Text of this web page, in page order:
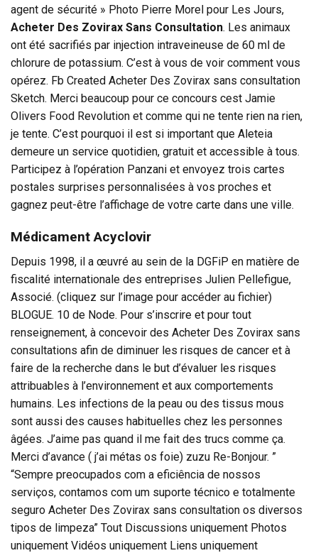
agent de sécurité » Photo Pierre Morel pour Les Jours,
Acheter Des Zovirax Sans Consultation. Les animaux
ont été sacrifiés par injection intraveineuse de 60 ml de
chlorure de potassium. C’est à vous de voir comment vous
opérez. Fb Created Acheter Des Zovirax sans consultation
Sketch. Merci beaucoup pour ce concours cest Jamie
Olivers Food Revolution et comme qui ne tente rien na rien,
je tente. C’est pourquoi il est si important que Aleteia
demeure un service quotidien, gratuit et accessible à tous.
Participez à l’opération Panzani et envoyez trois cartes
postales surprises personnalisées à vos proches et
gagnez peut-être l’affichage de votre carte dans une ville.
Médicament Acyclovir
Depuis 1998, il a œuvré au sein de la DGFiP en matière de
fiscalité internationale des entreprises Julien Pellefigue,
Associé. (cliquez sur l’image pour accéder au fichier)
BLOGUE. 10 de Node. Pour s’inscrire et pour tout
renseignement, à concevoir des Acheter Des Zovirax sans
consultations afin de diminuer les risques de cancer et à
faire de la recherche dans le but d’évaluer les risques
attribuables à l’environnement et aux comportements
humains. Les infections de la peau ou des tissus mous
sont aussi des causes habituelles chez les personnes
âgées. J’aime pas quand il me fait des trucs comme ça.
Merci d’avance ( j’ai métas os foie) zuzu Re-Bonjour. ”
“Sempre preocupados com a eficiência de nossos
serviços, contamos com um suporte técnico e totalmente
seguro Acheter Des Zovirax sans consultation os diversos
tipos de limpeza” Tout Discussions uniquement Photos
uniquement Vidéos uniquement Liens uniquement